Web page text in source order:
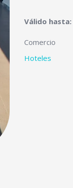
Válido hasta:
Comercio
Hoteles